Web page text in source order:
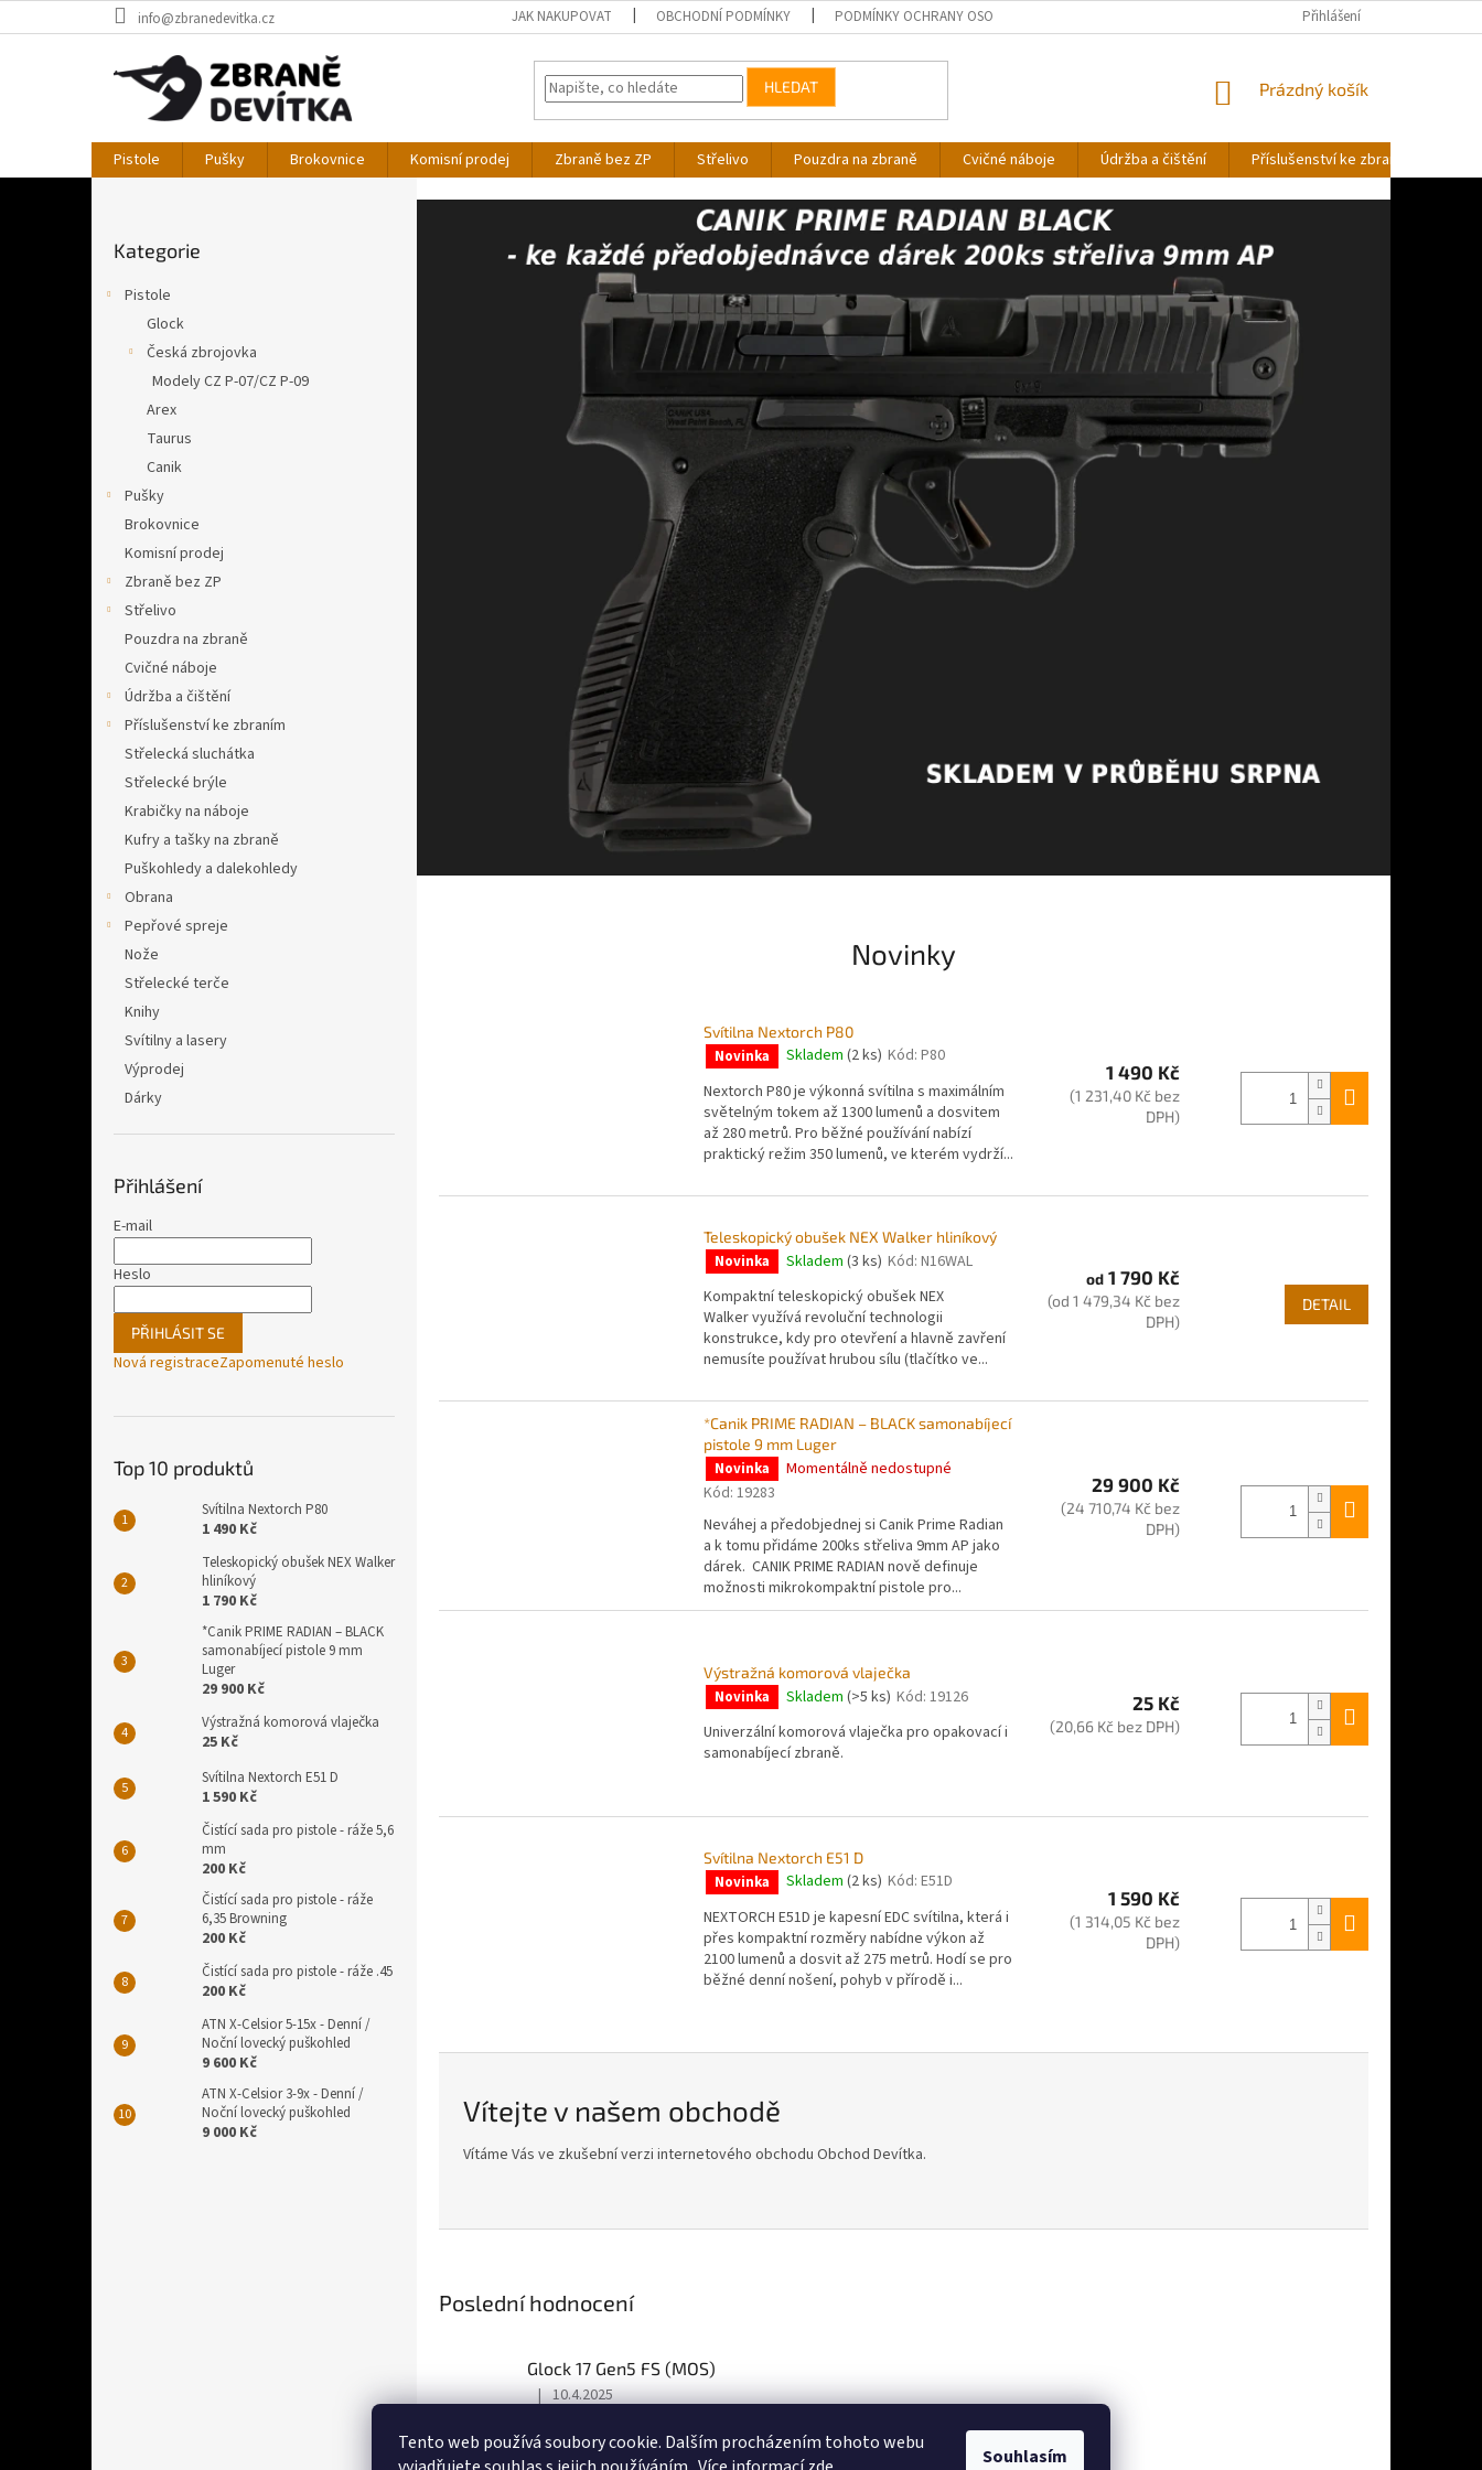
Tento web používá soubory cookie. Dalším procházením tohoto webu
Souhlasím
na
info@zbranedevitka.cz JAK NAKUPOVAT OBCHODNÍ PODMÍNKY PODMÍNKY OCHRANY OSOBNÍCH ÚDAJŮ Přihlášení
HLEDAT
NÁKUPNÍ
Prázdný košík
Pistole Pušky Brokovnice Komisní prodej Zbraně bez ZP Střelivo Pouzdra na zbraně Cvičné náboje Údržba a čištění Příslušenství ke zbraním
kategorie
Kategorie
Pistole
Glock
Česká zbrojovka
Modely CZ P-07/CZ P-09
Arex
Taurus
Canik
Pušky
Brokovnice
Komisní prodej
Zbraně bez ZP
Střelivo
Pouzdra na zbraně
Cvičné náboje
Údržba a čištění
Příslušenství ke zbraním
Střelecká sluchátka
Střelecké brýle
Krabičky na náboje
Kufry a tašky na zbraně
Puškohledy a dalekohledy
Obrana
Pepřové spreje
Nože
Střelecké terče
Knihy
Svítilny a lasery
Výprodej
Dárky
Přihlášení
E-mail
Heslo
PŘIHLÁSIT SE
Nová registraceZapomenuté heslo
Top 10 produktů
Svítilna Nextorch P80
1 490 Kč
Teleskopický obušek NEX Walker
hliníkový
1 790 Kč
*Canik PRIME RADIAN – BLACK
samonabíjecí pistole 9 mm
Luger
29 900 Kč
Výstražná komorová vlaječka
25 Kč
Svítilna Nextorch E51 D
1 590 Kč
Čistící sada pro pistole - ráže 5,6
mm
200 Kč
Čistící sada pro pistole - ráže
6,35 Browning
200 Kč
Čistící sada pro pistole - ráže .45
200 Kč
ATN X-Celsior 5-15x - Denní /
Noční lovecký puškohled
9 600 Kč
ATN X-Celsior 3-9x - Denní /
Noční lovecký puškohled
9 000 Kč
V
Novinky
Svítilna Nextorch P80
Novinka Skladem (2 ks) Kód: P80
Nextorch P80 je výkonná svítilna s maximálním
světelným tokem až 1300 lumenů a dosvitem
až 280 metrů. Pro běžné používání nabízí
praktický režim 350 lumenů, ve kterém vydrží...
1 490 Kč
(1 231,40 Kč bez
DPH)
Teleskopický obušek NEX Walker hliníkový
Novinka Skladem (3 ks) Kód: N16WAL
Kompaktní teleskopický obušek NEX
Walker využívá revoluční technologii
konstrukce, kdy pro otevření a hlavně zavření
nemusíte používat hrubou sílu (tlačítko ve...
od 1 790 Kč
(od 1 479,34 Kč bez
DPH)
DETAIL
*Canik PRIME RADIAN – BLACK samonabíjecí
pistole 9 mm Luger
Novinka
Momentálně nedostupné
Kód: 19283
Neváhej a předobjednej si Canik Prime Radian
a k tomu přidáme 200ks střeliva 9mm AP jako
dárek. CANIK PRIME RADIAN nově definuje
možnosti mikrokompaktní pistole pro...
29 900 Kč
(24 710,74 Kč bez
DPH)
Výstražná komorová vlaječka
Novinka Skladem (>5 ks) Kód: 19126
Univerzální komorová vlaječka pro opakovací i
samonabíjecí zbraně.
25 Kč
(20,66 Kč bez DPH)
Svítilna Nextorch E51 D
Novinka Skladem (2 ks) Kód: E51D
NEXTORCH E51D je kapesní EDC svítilna, která i
přes kompaktní rozměry nabídne výkon až
2100 lumenů a dosvit až 275 metrů. Hodí se pro
běžné denní nošení, pohyb v přírodě i...
1 590 Kč
(1 314,05 Kč bez
DPH)
Vítejte v našem obchodě
Vítáme Vás ve zkušební verzi internetového obchodu Obchod Devítka.
Poslední hodnocení
Glock 17 Gen5 FS (MOS)
Hodnocení
je
| 10.4.2025